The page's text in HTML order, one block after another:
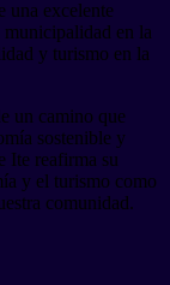
una excelente
en la
y turismo en la
un camino que
sostenible y
Ite reafirma su
y el turismo como
comunidad.